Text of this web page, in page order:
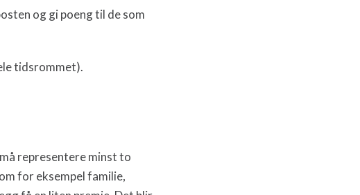
og gi poeng til de som
tidsrommet).
representere minst to
for eksempel familie,